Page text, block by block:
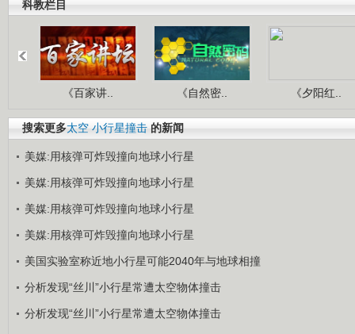
科教栏目
《百家讲.. 《自然密.. 《夕阳红..
搜索更多太空 小行星撞击 的新闻
美媒:用核弹可炸毁撞向地球小行星
美媒:用核弹可炸毁撞向地球小行星
美媒:用核弹可炸毁撞向地球小行星
美媒:用核弹可炸毁撞向地球小行星
美国实验室称近地小行星可能2040年与地球相撞
分析发现“丝川”小行星常遭太空物体撞击
分析发现“丝川”小行星常遭太空物体撞击